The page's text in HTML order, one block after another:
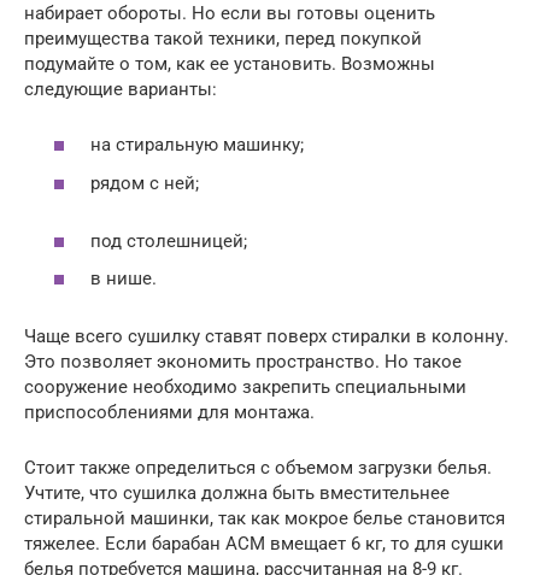
набирает обороты. Но если вы готовы оценить
преимущества такой техники, перед покупкой
подумайте о том, как ее установить. Возможны
следующие варианты:
на стиральную машинку;
рядом с ней;
под столешницей;
в нише.
Чаще всего сушилку ставят поверх стиралки в колонну.
Это позволяет экономить пространство. Но такое
сооружение необходимо закрепить специальными
приспособлениями для монтажа.
Стоит также определиться с объемом загрузки белья.
Учтите, что сушилка должна быть вместительнее
стиральной машинки, так как мокрое белье становится
тяжелее. Если барабан АСМ вмещает 6 кг, то для сушки
белья потребуется машина, рассчитанная на 8-9 кг.